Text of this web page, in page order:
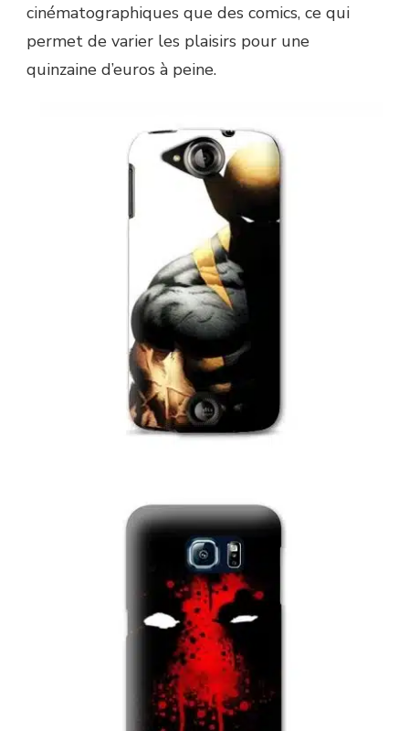
cinématographiques que des comics, ce qui
permet de varier les plaisirs pour une
quinzaine d’euros à peine.